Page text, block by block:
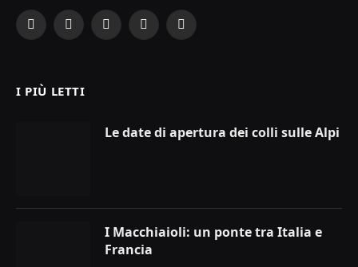
Facebook
X
InstagramYouTubeLinkedIn
I PIÙ LETTI
Le date di apertura dei colli sulle Alpi
I Macchiaioli: un ponte tra Italia e
Francia